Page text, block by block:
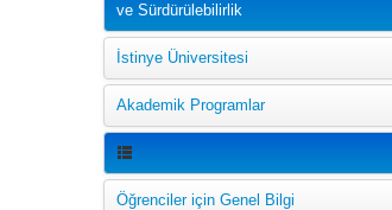
ve Sürdürülebilirlik
İstinye Üniversitesi
Akademik Programlar
Öğrenciler için Genel Bilgi